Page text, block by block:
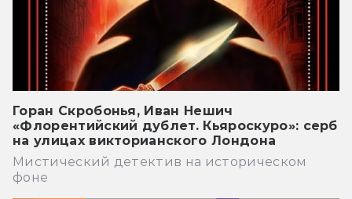
Горан Скробонья, Иван Нешич
«Флорентийский дублет. Кьяроскуро»: серб
на улицах викторианского Лондона
Мистический детектив на историческом
фоне